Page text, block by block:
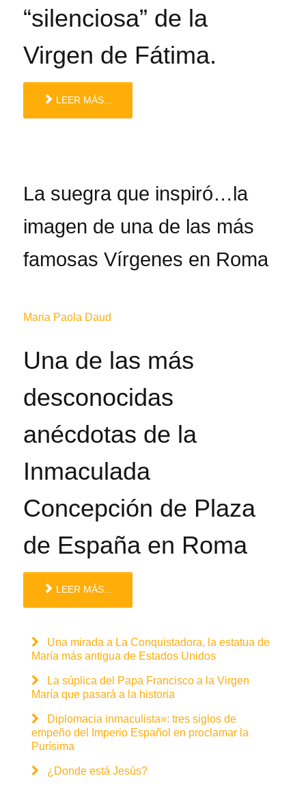
“silenciosa” de la
Virgen de Fátima.
LEER MÁS...
La suegra que inspiró…la
imagen de una de las más
famosas Vírgenes en Roma
Maria Paola Daud
Una de las más
desconocidas
anécdotas de la
Inmaculada
Concepción de Plaza
de España en Roma
LEER MÁS...
Una mirada a La Conquistadora, la estatua de
María más antigua de Estados Unidos
La súplica del Papa Francisco a la Virgen
María que pasará a la historia
Diplomacia inmaculista»: tres siglos de
empeño del Imperio Español en proclamar la
Purísima
¿Donde está Jesús?